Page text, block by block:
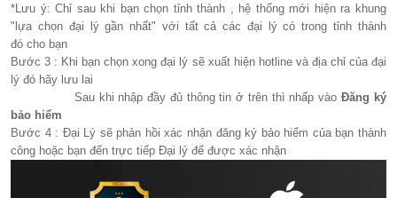
*Lưu ý: Chỉ sau khi bạn chọn tỉnh thành , hệ thống mới hiện ra khung
"lựa chọn đại lý gần nhất" với tất cả các đại lý có trong tỉnh thành
đó cho bạn
Bước 3 : Khi bạn chọn xong đại lý sẽ xuất hiện hotline và địa chỉ của đại
lý đó hãy lưu lai
Sau khi nhập đầy đủ thông tin ở trên thì nhấp vào Đăng ký
bảo hiểm
Bước 4 : Đại Lý sẽ phản hồi xác nhận đăng ký bảo hiểm của bạn thành
công hoặc bạn đến trực tiếp Đại lý để được xác nhận